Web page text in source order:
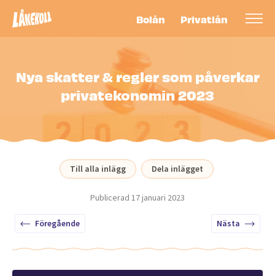
Bolån Privatlån
Nya skatter & regler som påverkar
privatekonomin 2023
Till alla inlägg Dela inlägget
Publicerad 17 januari 2023
Föregående Nästa